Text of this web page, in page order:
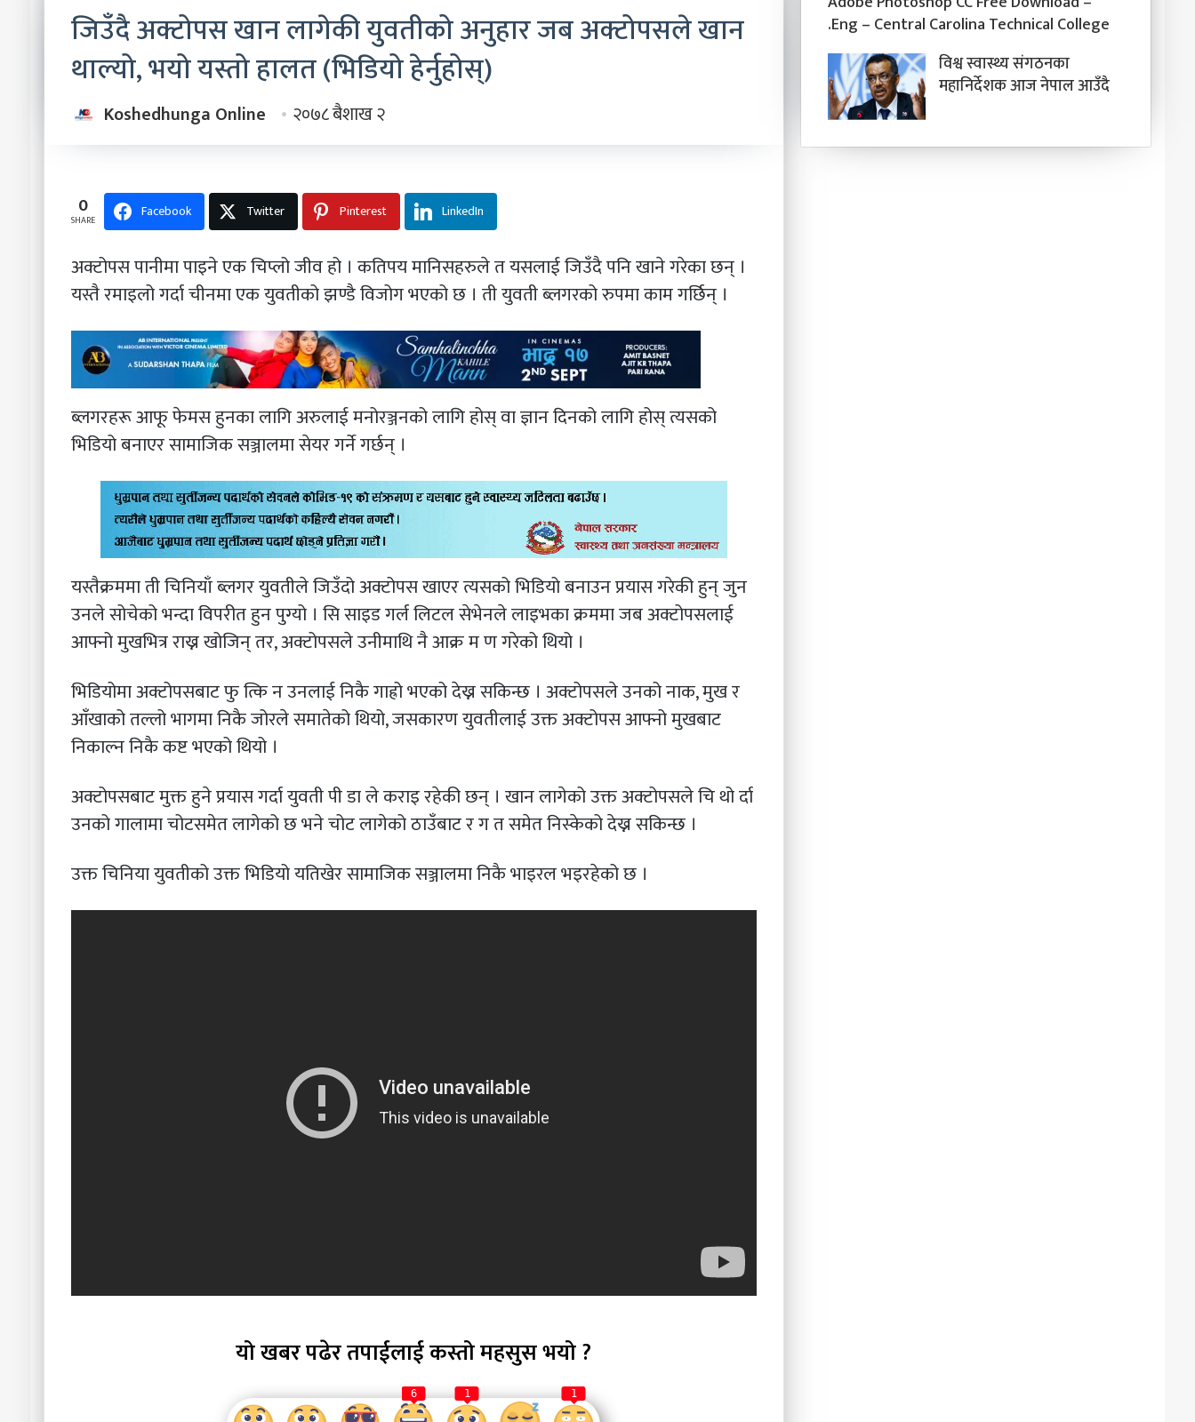
जिउँदै अक्टोपस खान लागेकी युवतीको अनुहार जब अक्टोपसले खान
थाल्यो, भयो यस्तो हालत (भिडियो हेर्नुहोस्)
Koshedhunga Online २०७८ बैशाख २
0
SHARE Facebook Twitter Pinterest LinkedIn
अक्टोपस पानीमा पाइने एक चिप्लो जीव हो । कतिपय मानिसहरुले त यसलाई जिउँदै पनि खाने गरेका छन् ।
यस्तै रमाइलो गर्दा चीनमा एक युवतीको झण्डै विजोग भएको छ । ती युवती ब्लगरको रुपमा काम गर्छिन् ।
ब्लगरहरू आफू फेमस हुनका लागि अरुलाई मनोरञ्जनको लागि होस् वा ज्ञान दिनको लागि होस् त्यसको
भिडियो बनाएर सामाजिक सञ्जालमा सेयर गर्ने गर्छन् ।
यस्तैक्रममा ती चिनियाँ ब्लगर युवतीले जिउँदो अक्टोपस खाएर त्यसको भिडियो बनाउन प्रयास गरेकी हुन् जुन
उनले सोचेको भन्दा विपरीत हुन पुग्यो । सि साइड गर्ल लिटल सेभेनले लाइभका क्रममा जब अक्टोपसलाई
आफ्नो मुखभित्र राख्न खोजिन् तर, अक्टोपसले उनीमाथि नै आक्र म ण गरेको थियो ।
भिडियोमा अक्टोपसबाट फु त्कि न उनलाई निकै गाह्रो भएको देख्न सकिन्छ । अक्टोपसले उनको नाक, मुख र
आँखाको तल्लो भागमा निकै जोरले समातेको थियो, जसकारण युवतीलाई उक्त अक्टोपस आफ्नो मुखबाट
निकाल्न निकै कष्ट भएको थियो ।
अक्टोपसबाट मुक्त हुने प्रयास गर्दा युवती पी डा ले कराइ रहेकी छन् । खान लागेको उक्त अक्टोपसले चि थो र्दा
उनको गालामा चोटसमेत लागेको छ भने चोट लागेको ठाउँबाट र ग त समेत निस्केको देख्न सकिन्छ ।
उक्त चिनिया युवतीको उक्त भिडियो यतिखेर सामाजिक सञ्जालमा निकै भाइरल भइरहेको छ ।
यो खबर पढेर तपाईलाई कस्तो महसुस भयो ?
6 1 1
.Eng – Central Carolina Technical College
विश्व स्वास्थ्य संगठनका
महानिर्देशक आज नेपाल आउँदै